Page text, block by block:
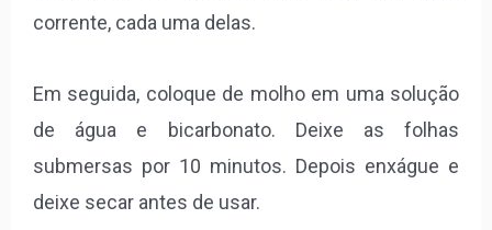
corrente, cada uma delas.
Em seguida, coloque de molho em uma solução
de água e bicarbonato. Deixe as folhas
submersas por 10 minutos. Depois enxágue e
deixe secar antes de usar.